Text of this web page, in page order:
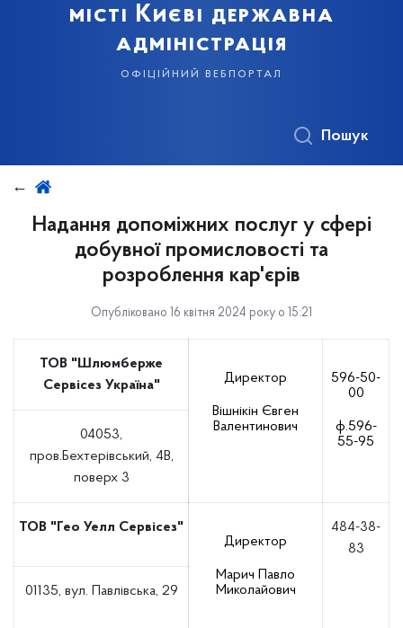
місті Києві державна
адміністрація
офіційний вебпортал
Пошук
Надання допоміжних послуг у сфері
добувної промисловості та
розроблення кар'єрів
Опубліковано 16 квітня 2024 року о 15:21
ТОВ "Шлюмберже
Сервісез Україна"
Директор
Вішнікін Євген
Валентинович
596-50-
00
ф.596-
55-95
04053,
пров.Бехтерівський, 4В,
поверх 3
ТОВ "Гео Уелл Сервісез"
Директор
Марич Павло
Миколайович
484-38-
83
01135, вул. Павлівська, 29